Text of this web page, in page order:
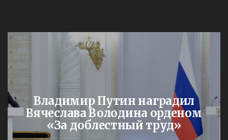
Владимир Путин наградил
Вячеслава Володина орденом
«За доблестный труд»